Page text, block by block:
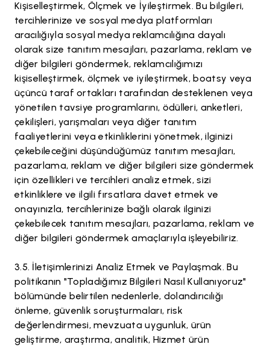
Kişiselleştirmek, Ölçmek ve İyileştirmek. Bu bilgileri,
tercihlerinize ve sosyal medya platformları
aracılığıyla sosyal medya reklamcılığına dayalı
olarak size tanıtım mesajları, pazarlama, reklam ve
diğer bilgileri göndermek, reklamcılığımızı
kişiselleştirmek, ölçmek ve iyileştirmek, boatsy veya
üçüncü taraf ortakları tarafından desteklenen veya
yönetilen tavsiye programlarını, ödülleri, anketleri,
çekilişleri, yarışmaları veya diğer tanıtım
faaliyetlerini veya etkinliklerini yönetmek, ilginizi
çekebileceğini düşündüğümüz tanıtım mesajları,
pazarlama, reklam ve diğer bilgileri size göndermek
için özellikleri ve tercihleri analiz etmek, sizi
etkinliklere ve ilgili fırsatlara davet etmek ve
onayınızla, tercihlerinize bağlı olarak ilginizi
çekebilecek tanıtım mesajları, pazarlama, reklam ve
diğer bilgileri göndermek amaçlarıyla işleyebiliriz.
İletişimlerinizi Analiz Etmek ve Paylaşmak. Bu
politikanın "Topladığımız Bilgileri Nasıl Kullanıyoruz"
bölümünde belirtilen nedenlerle, dolandırıcılığı
önleme, güvenlik soruşturmaları, risk
değerlendirmesi, mevzuata uygunluk, ürün
geliştirme, araştırma, analitik, Hizmet ürün